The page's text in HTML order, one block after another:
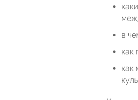
в
как
как